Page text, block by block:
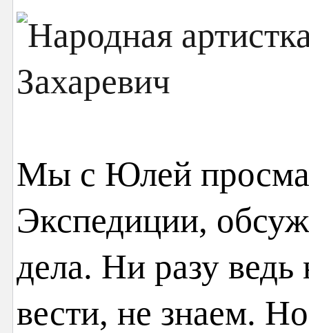
Мы с Юлей
Экспедиции,
дела. Ни разу
вести, не знаем.